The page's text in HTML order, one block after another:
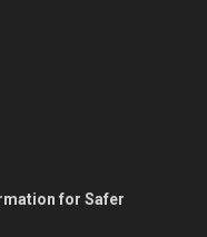
for Safer